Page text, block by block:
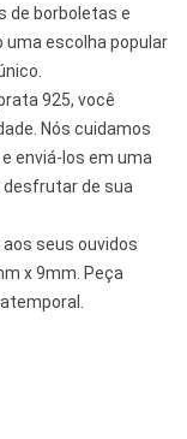
de borboletas e
escolha popular
925, você
Nós cuidamos
enviá-los em uma
desfrutar de sua
seus ouvidos
x 9mm. Peça